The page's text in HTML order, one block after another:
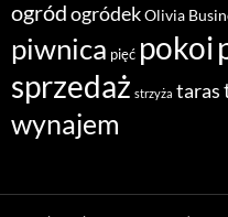
ogródogródekOlivia
piwnica pięć pokoi
sprzedaż strzyża taras
wynajem